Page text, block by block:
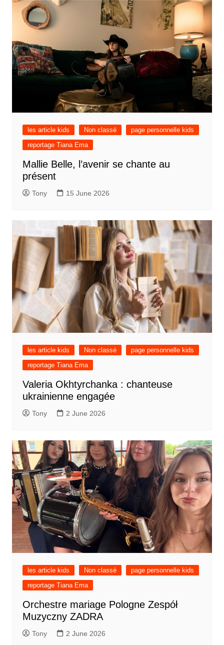
les article kids Non classé
page personnelle kids
reportage Tiana Ema
Mallie Belle, l’avenir se chante au
présent
Tony 15 June 2026
les article kids Non classé
page personnelle kids
reportage Tiana Ema
Valeria Okhtyrchanka : chanteuse
ukrainienne engagée
Tony 2 June 2026
les article kids Non classé
page personnelle kids
reportage Tiana Ema
Orchestre mariage Pologne Zespół
Muzyczny ZADRA
Tony 2 June 2026